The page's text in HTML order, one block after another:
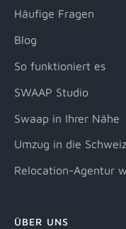
Häufige Fragen
Blog
So funktioniert es
SWAAP Studio
Swaap in Ihrer Nähe
Umzug in die Schweiz
Relocation-Agentur
ÜBER UNS